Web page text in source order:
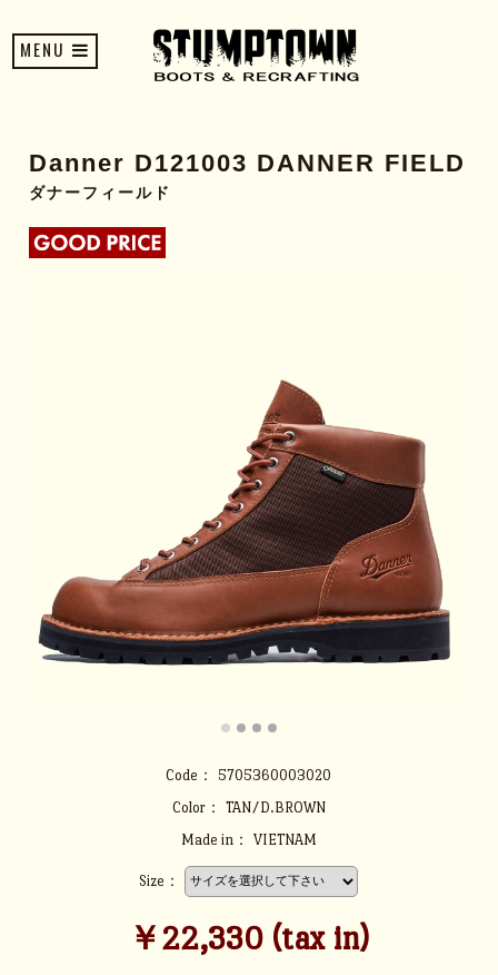
MENU
Danner D121003 DANNER FIELD
ダナーフィールド
Code：
5705360003020
Color：
TAN/D.BROWN
Made in：
VIETNAM
Size：
￥22,330 (tax in)